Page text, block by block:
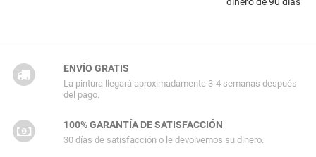
ENVÍO GRATIS
La pintura llegará aproximadamente 3-4 semanas después
del pago.
100% GARANTÍA DE SATISFACCIÓN
30 días de satisfacción o le devolvemos su dinero.